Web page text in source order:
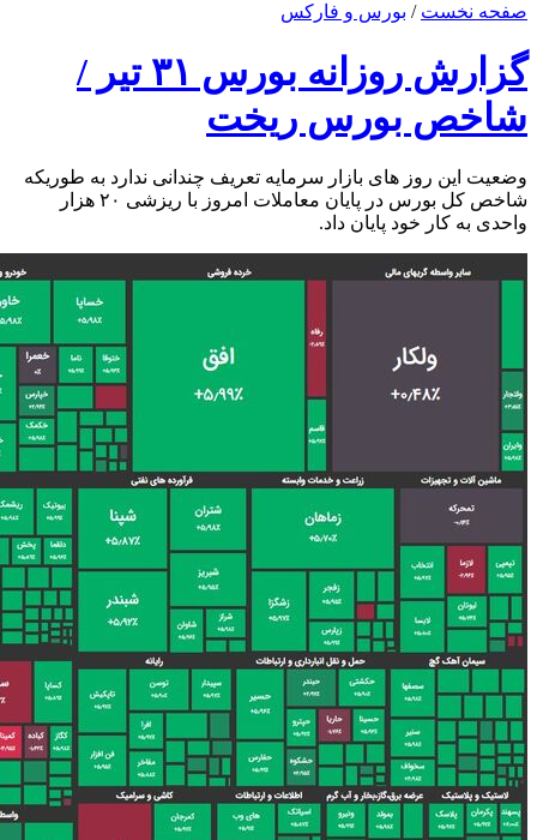
صفحه نخست / بورس و فارکس
گزارش روزانه بورس ۳۱ تیر /
شاخص بورس ریخت
وضعیت این روز های بازار سرمایه تعریف چندانی ندارد به طوریکه
شاخص کل بورس در پایان معاملات امروز با ریزشی ۲۰ هزار
واحدی به کار خود پایان داد.